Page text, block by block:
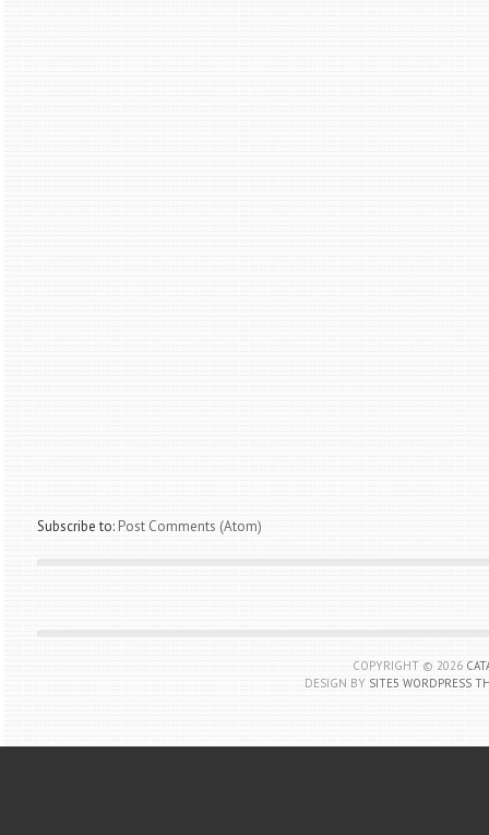
Subscribe to: Post Comments (Atom)
COPYRIGHT © 2026
DESIGN BY SITE5 WORDPRESS